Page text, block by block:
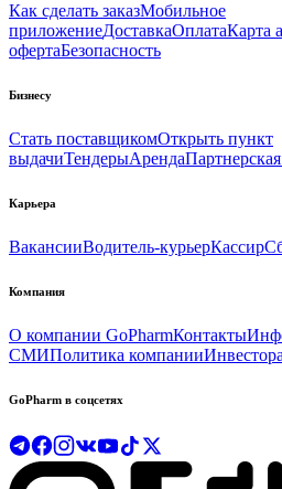
Как сделать заказМобильное
приложениеДоставкаОплатаКарта
офертаБезопасность
Бизнесу
Стать поставщикомОткрыть пункт
выдачиТендерыАренда
Карьера
ВакансииВодитель-курьерКассир
Компания
О компании GoPharmКонтакты
СМИПолитика компании
GoPharm в соцсетях